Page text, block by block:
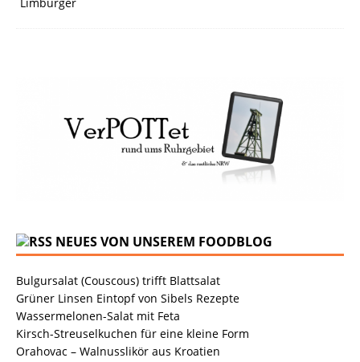
NEUES VON UNSEREM FOODBLOG
Bulgursalat (Couscous) trifft Blattsalat
Grüner Linsen Eintopf von Sibels Rezepte
Wassermelonen-Salat mit Feta
Kirsch-Streuselkuchen für eine kleine Form
Orahovac – Walnusslikör aus Kroatien